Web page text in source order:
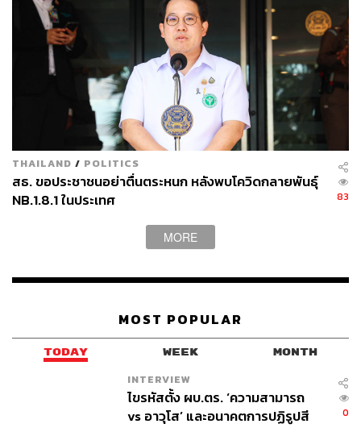
THAILAND / POLITICS
สธ. ขอประชาชนอย่าตื่นตระหนก หลังพบโควิดกลายพันธุ์
NB.1.8.1 ในประเทศ
83
MORE
MOST POPULAR
TODAY WEEK MONTH
INTERVIEW
ไขรหัสตั้ง ผบ.ตร. ‘ความสามารถ
vs อาวุโส’ และอนาคตการปฏิรูปสี
0